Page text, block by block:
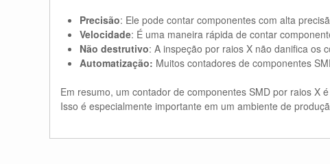
Precisão: Ele pode contar componentes com alta
Velocidade: É uma maneira rápida de contar
Não destrutivo: A inspeção por raios X não danifica os
Automatização: Muitos contadores de componentes
Em resumo, um contador de componentes SMD por raios X
Isso é especialmente importante em um ambiente de